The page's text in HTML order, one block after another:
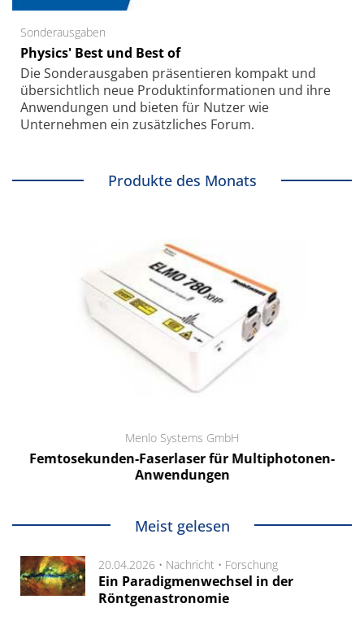
Sonderausgaben
Physics' Best und Best of
Die Sonder­ausgaben präsentieren kompakt und
übersichtlich neue Produkt­informationen und ihre
Anwendungen und bieten für Nutzer wie
Unternehmen ein zusätzliches Forum.
Produkte des Monats
Menlo Systems GmbH
Femtosekunden-Faserlaser für Multiphotonen-
Anwendungen
Meist gelesen
20.04.2026 • Nachricht • Forschung
Ein Paradigmenwechsel in der
Röntgenastronomie